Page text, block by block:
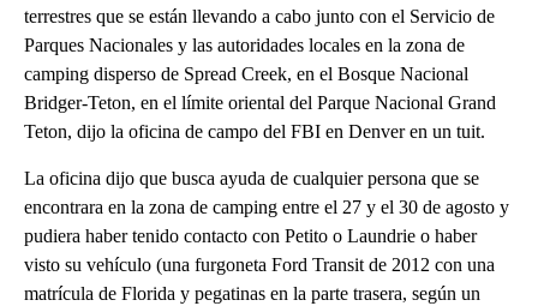
terrestres que se están llevando a cabo junto con el Servicio de
Parques Nacionales y las autoridades locales en la zona de
camping disperso de Spread Creek, en el Bosque Nacional
Bridger-Teton, en el límite oriental del Parque Nacional Grand
Teton, dijo la oficina de campo del FBI en Denver en un tuit.
La oficina dijo que busca ayuda de cualquier persona que se
encontrara en la zona de camping entre el 27 y el 30 de agosto y
pudiera haber tenido contacto con Petito o Laundrie o haber
visto su vehículo (una furgoneta Ford Transit de 2012 con una
matrícula de Florida y pegatinas en la parte trasera, según un